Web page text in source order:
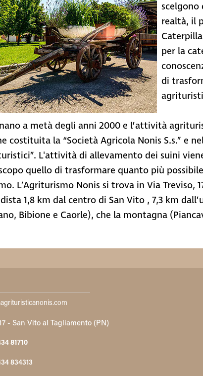
scelgono
realtà, il
per la
di
a metà degli anni 2000 e l’attività
costituita la “Società Agricola Nonis S.s.” e
L'attività di allevamento dei suini
quello di trasformare quanto più
L’Agriturismo Nonis si trova in Via
dista 1,8 km dal centro di San Vito , 7,3 km
Bibione e Caorle), che la montagna
- San Vito al Tagliamento (PN)
81710
834313